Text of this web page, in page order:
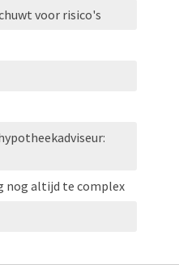
voor risico's
nog altijd te complex